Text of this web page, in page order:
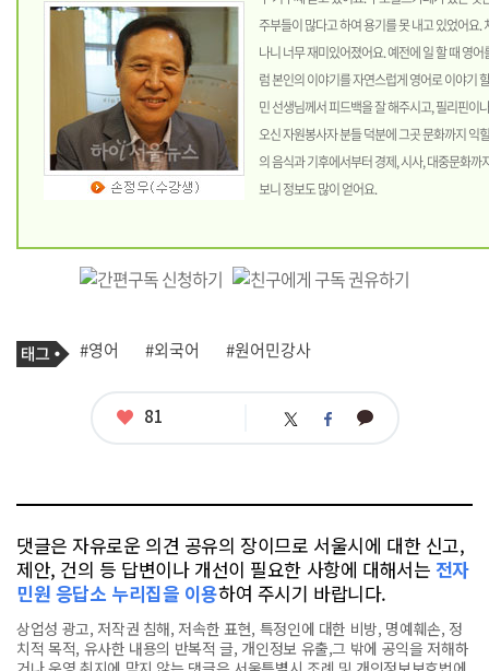
주부들이 많다고 하여 용기를 못 내고 있었어요.
나니 너무 재미있어졌어요. 예전에 일 할 때 영
럼 본인의 이야기를 자연스럽게 영어로 이야기
민 선생님께서 피드백을 잘 해주시고, 필리핀이
오신 자원봉사자 분들 덕분에 그곳 문화까지 익
의 음식과 기후에서부터 경제, 시사, 대중문화까
보니 정보도 많이 얻어요.
기
사
태
그
#영어 #외국어 #원어민강사
좋
81 트 페 카
댓글은 자유로운 의견 공유의 장이므로 서울시에 대한 신고,
제안, 건의 등 답변이나 개선이 필요한 사항에 대해서는 전자
민원 응답소 누리집을 이용하여 주시기 바랍니다.
상업성 광고, 저작권 침해, 저속한 표현, 특정인에 대한 비방, 명예훼손, 정
치적 목적, 유사한 내용의 반복적 글, 개인정보 유출,그 밖에 공익을 저해하